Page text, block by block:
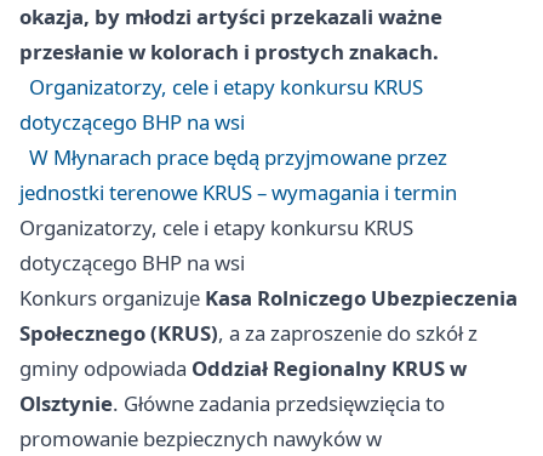
okazja, by młodzi artyści przekazali ważne
przesłanie w kolorach i prostych znakach.
Organizatorzy, cele i etapy konkursu KRUS
dotyczącego BHP na wsi
W Młynarach prace będą przyjmowane przez
jednostki terenowe KRUS – wymagania i termin
Organizatorzy, cele i etapy konkursu KRUS
dotyczącego BHP na wsi
Konkurs organizuje Kasa Rolniczego Ubezpieczenia
Społecznego (KRUS), a za zaproszenie do szkół z
gminy odpowiada Oddział Regionalny KRUS w
Olsztynie. Główne zadania przedsięwzięcia to
promowanie bezpiecznych nawyków w